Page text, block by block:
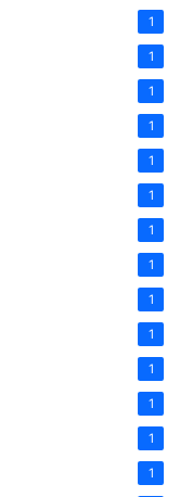
1
1
1
1
1
1
1
1
1
1
1
1
1
1